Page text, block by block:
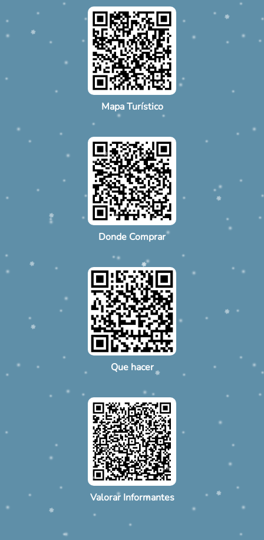
Mapa Turístico
Donde Comprar
Que hacer
Valorar Informantes